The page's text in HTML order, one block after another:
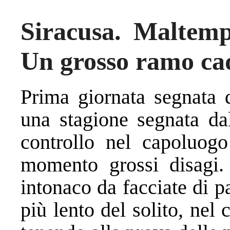
Siracusa.
Un grosso ramo
Prima giornata
una stagione segnata
controllo nel
momento grossi
intonaco da facciate di
più lento del solito, nel